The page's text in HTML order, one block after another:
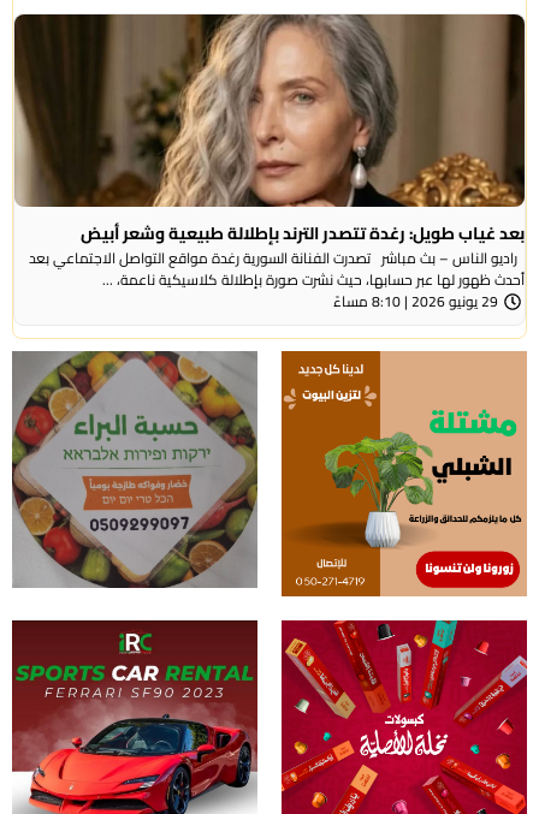
بعد غياب طويل: رغدة تتصدر الترند بإطلالة طبيعية وشعر أبيض
راديو الناس – بث مباشر تصدرت الفنانة السورية رغدة مواقع التواصل الاجتماعي بعد
أحدث ظهور لها عبر حسابها، حيث نشرت صورة بإطلالة كلاسيكية ناعمة، ...
29 يونيو 2026 | 8:10 مساءً